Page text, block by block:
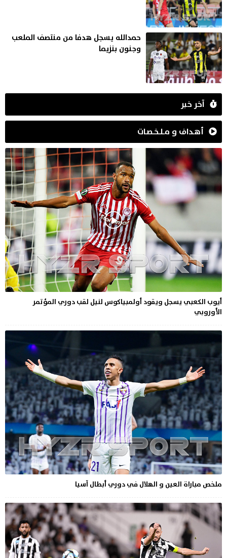
حمدالله يسجل هدفا من منتصف الملعب
وجنون بنزيما
آخر خبر
أهـداف و مـلـخـصـات
أيوب الكعبي يسجل ويقود أولمبياكوس لنيل لقب دوري المؤتمر
الأوروبي
ملخص مباراة العين و الهلال في دوري أبطال آسيا